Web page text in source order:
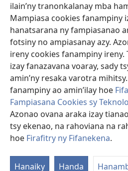
ilain’ny tranonkalanay mba
Mampiasa cookies fanampiny
hanatsarana ny fampiasanao
fotsiny no ampiasanay azy.
ireny cookies fanampiny ireny.
izay fanazavana voaray, sady
amin’ny resaka varotra
fanampiny ao amin’ilay hoe
Fampiasana Cookies sy
Azonao ovana araka izay
tsy ekenao, na rahoviana na
hoe Firafitry ny Fifanekena.
Hanaiky Handa
FITEHIRIZAM-BOKIN’NY
(manokatra
rohy)
JW Hub
(manokatra
rohy)
JW Library
Watchtower Library ®
Copyright© 2026 Watch Tower Bible and
FIFANEKENA| FIFANEKENA MOMBA NY
NY